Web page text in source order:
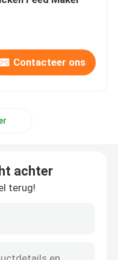
het Vissenvoer
Contacteer ons
achter
terug!